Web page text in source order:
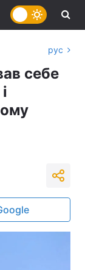
рус
себе